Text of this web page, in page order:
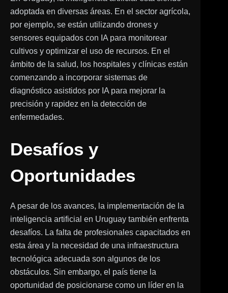
adoptada en diversas áreas. En el sector agrícola,
por ejemplo, se están utilizando drones y
sensores equipados con IA para monitorear
cultivos y optimizar el uso de recursos. En el
ámbito de la salud, los hospitales y clínicas están
comenzando a incorporar sistemas de
diagnóstico asistidos por IA para mejorar la
precisión y rapidez en la detección de
enfermedades.
Desafíos y
Oportunidades
A pesar de los avances, la implementación de la
inteligencia artificial en Uruguay también enfrenta
desafíos. La falta de profesionales capacitados en
esta área y la necesidad de una infraestructura
tecnológica adecuada son algunos de los
obstáculos. Sin embargo, el país tiene la
oportunidad de posicionarse como un líder en la